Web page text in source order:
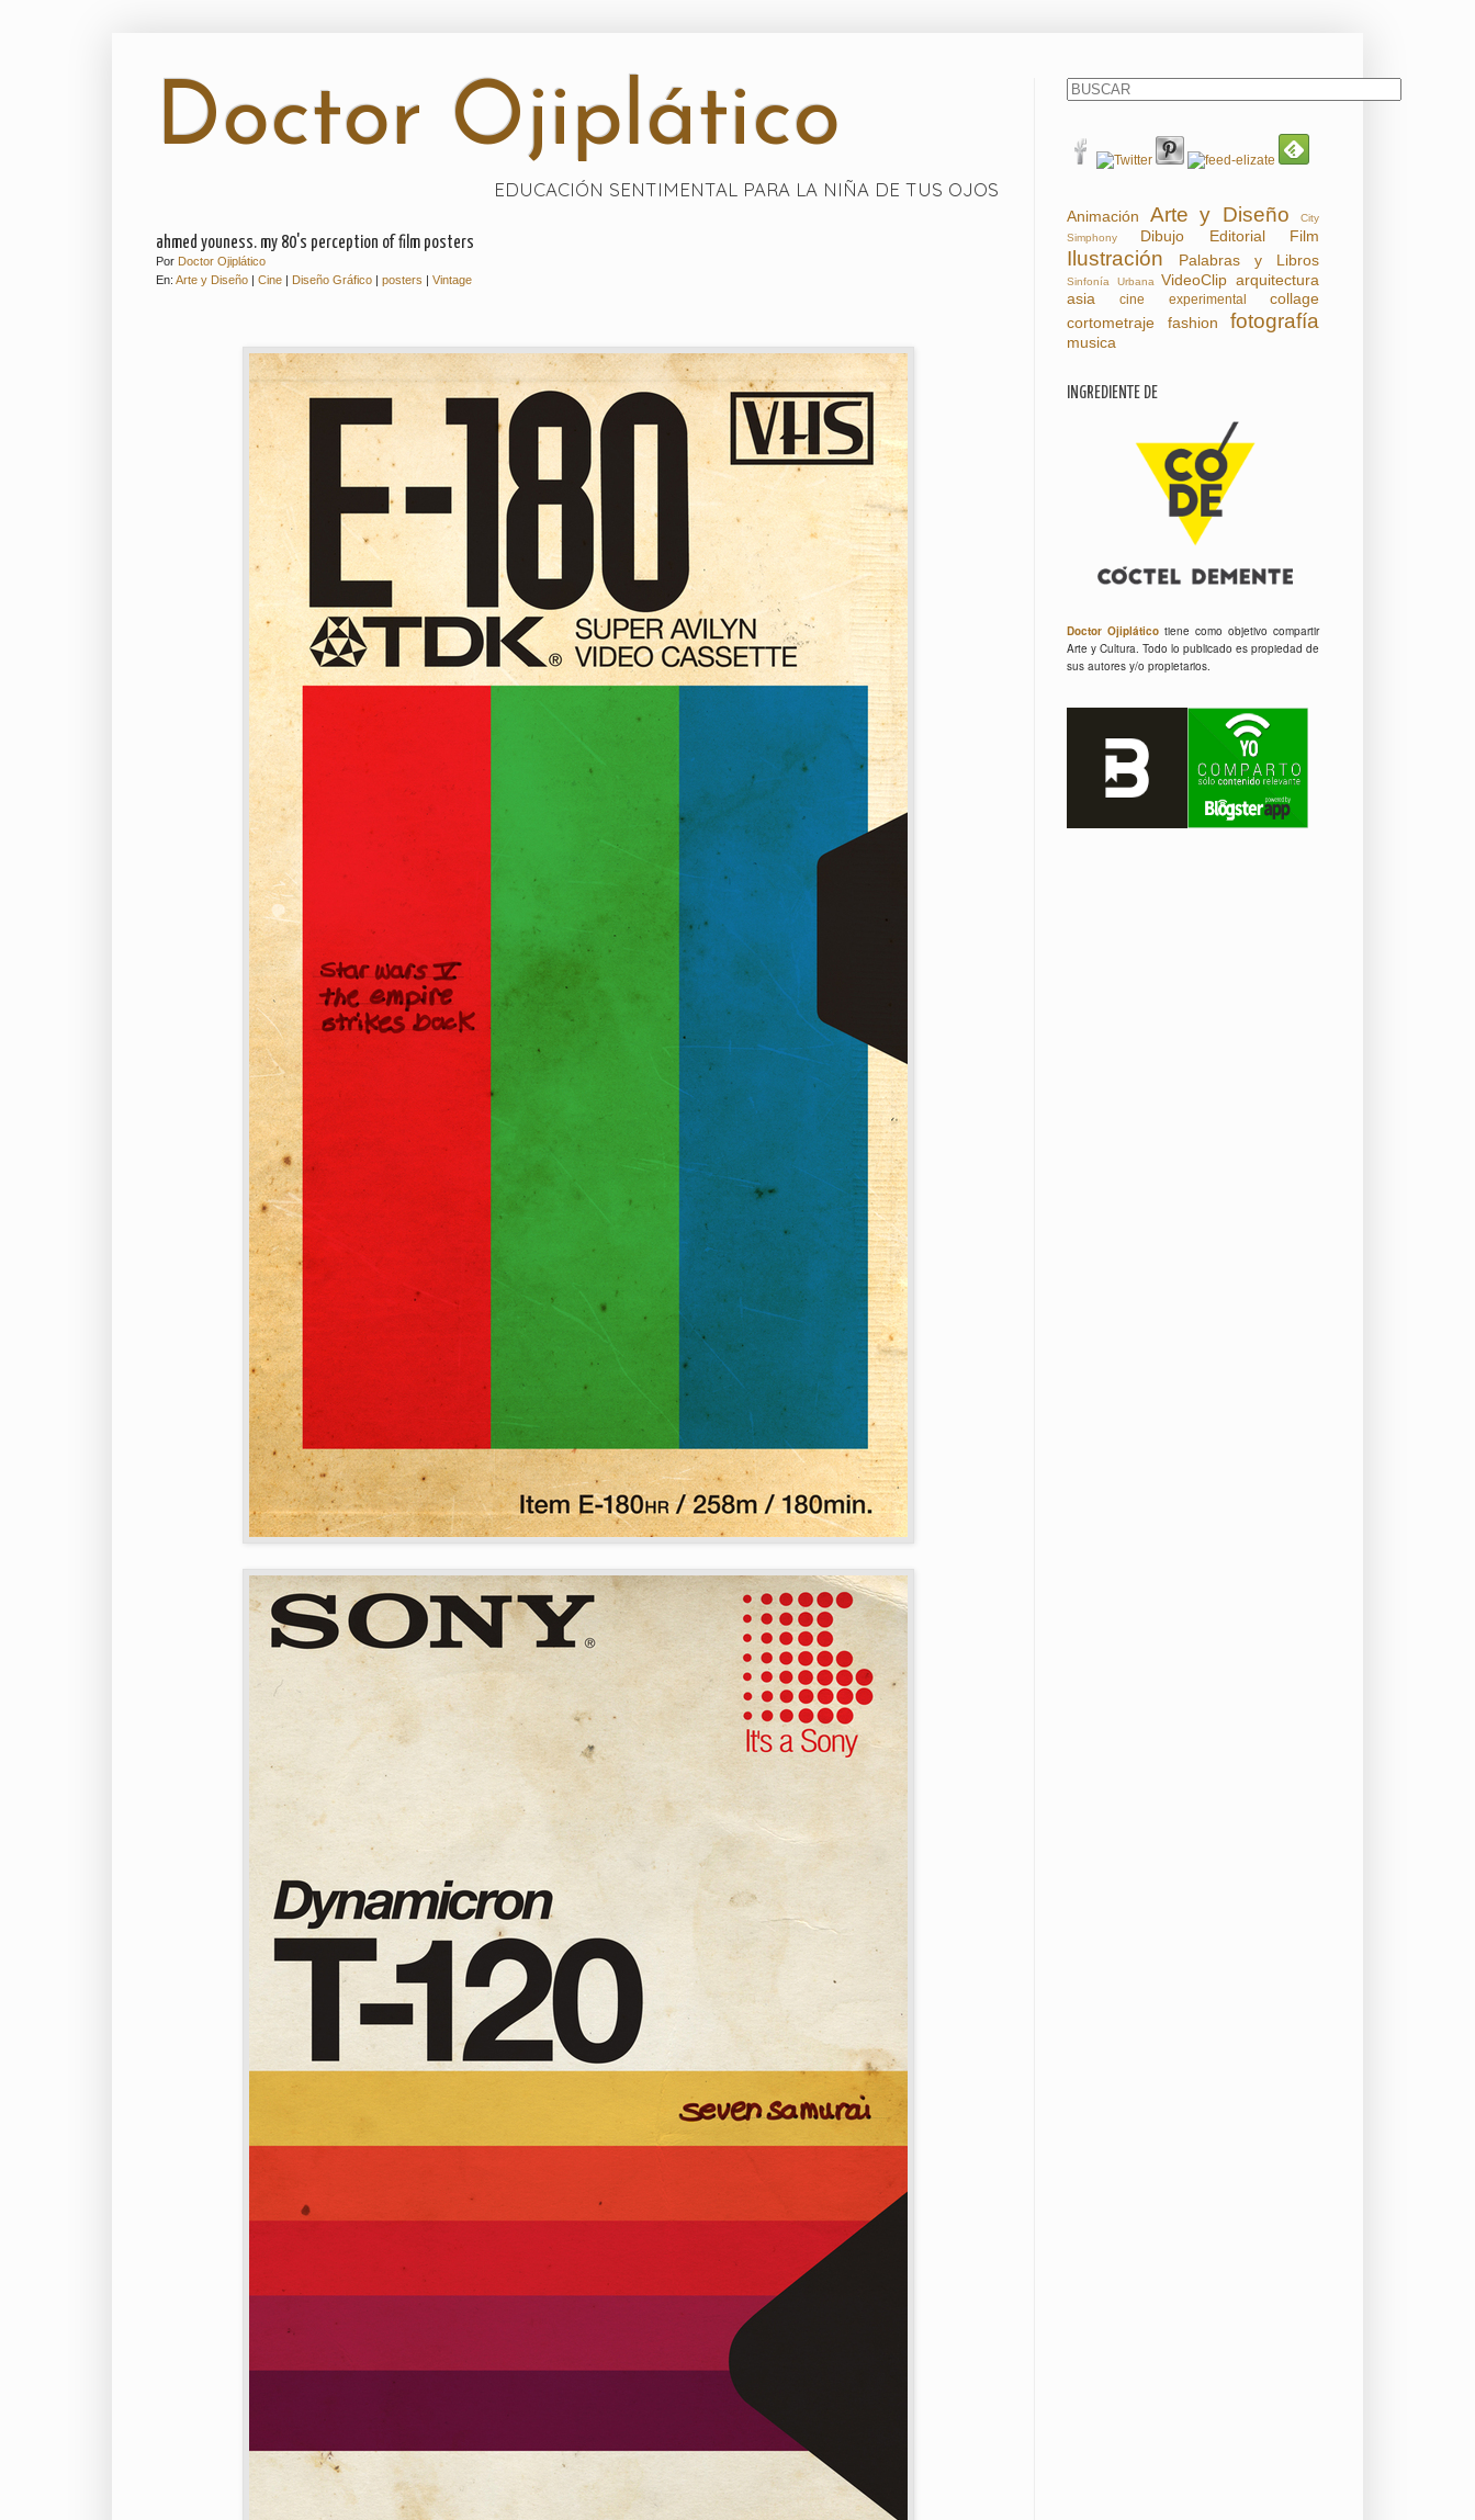
Doctor Ojiplático
EDUCACIÓN SENTIMENTAL PARA LA NIÑA DE TUS OJOS
ahmed youness. my 80's perception of film posters
Por Doctor Ojiplático
En: Arte y Diseño | Cine | Diseño Gráfico | posters | Vintage
Animación Arte y Diseño
City
Simphony
Dibujo Editorial Film
Ilustración Palabras y Libros
Sinfonía Urbana VideoClip arquitectura
asia
cine experimental
collage
cortometraje
fashion fotografía
musica
INGREDIENTE DE
Doctor Ojiplático tiene como objetivo compartir
Arte y Cultura. Todo lo publicado es propiedad de
sus autores y/o propietarios.